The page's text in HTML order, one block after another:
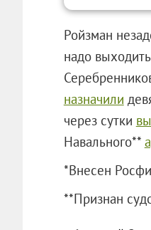
Ройзман
надо
назначили
через сутки
Навального**
*Внесен
**Признан